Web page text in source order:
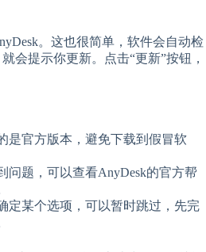
。这也很简单，软件会自动检
会提示你更新。点击“更新”按钮，
是官方版本，避免下载到假冒软
问题，可以查看AnyDesk的官方帮
定某个选项，可以暂时跳过，先完